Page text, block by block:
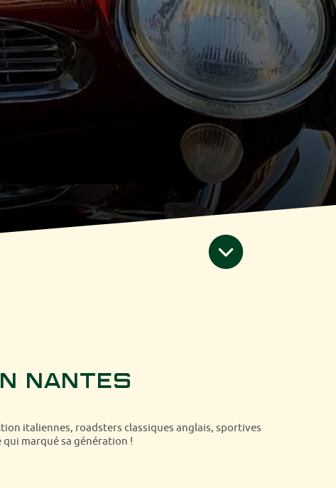
Nantes
italiennes, roadsters classiques anglais, sportives
marqué sa génération !